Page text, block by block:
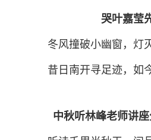
哭叶嘉莹
冬风撞破小幽窗，灯
昔日南开寻足迹，如
中秋听林峰老师讲